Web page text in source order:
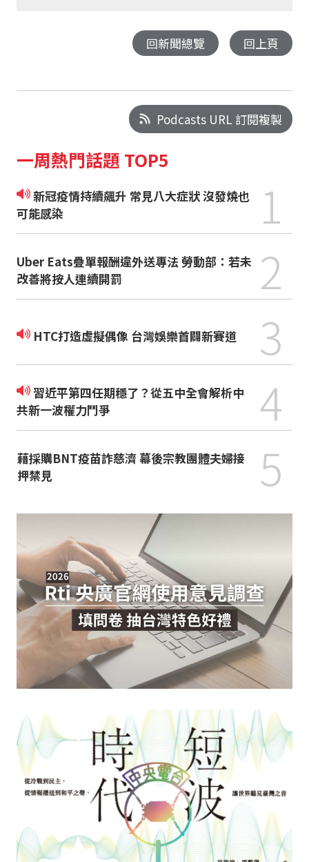
回新聞總覽 回上頁
Podcasts URL 訂閱複製
一周熱門話題 TOP5
新冠疫情持續飆升 常見八大症狀 沒發燒也
可能感染
1
Uber Eats疊單報酬違外送專法 勞動部：若未
改善將按人連續開罰
2
HTC打造虛擬偶像 台灣娛樂首闢新賽道 3
習近平第四任期穩了？從五中全會解析中
共新一波權力鬥爭
4
藉採購BNT疫苗詐慈濟 幕後宗教團體夫婦接
押禁見
5